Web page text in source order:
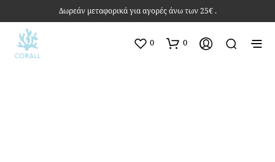
Δωρεάν μεταφορικά για αγορές άνω των 25€ .
0 0